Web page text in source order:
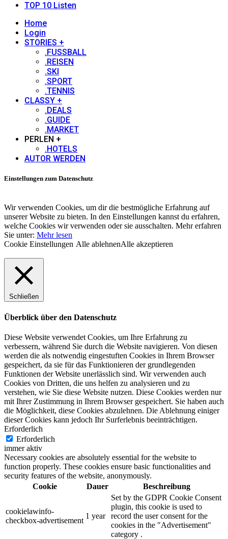
TOP 10 Listen
Home
Login
STORIES +
.FUSSBALL
.REISEN
.SKI
.SPORT
.TENNIS
CLASSY +
.DEALS
.GUIDE
.MARKET
PERLEN +
.HOTELS
AUTOR WERDEN
Einstellungen zum Datenschutz
Wir verwenden Cookies, um dir die bestmögliche Erfahrung auf
unserer Website zu bieten. In den Einstellungen kannst du erfahren,
welche Cookies wir verwenden oder sie ausschalten. Mehr erfahren
Sie unter: Mehr lesen
Cookie Einstellungen Alle ablehnenAlle akzeptieren
Schließen
Überblick über den Datenschutz
Diese Website verwendet Cookies, um Ihre Erfahrung zu
verbessern, während Sie durch die Website navigieren. Von diesen
werden die als notwendig eingestuften Cookies in Ihrem Browser
gespeichert, da sie für das Funktionieren der grundlegenden
Funktionen der Website unerlässlich sind. Wir verwenden auch
Cookies von Dritten, die uns helfen zu analysieren und zu
verstehen, wie Sie diese Website nutzen. Diese Cookies werden nur
mit Ihrer Zustimmung in Ihrem Browser gespeichert. Sie haben auch
die Möglichkeit, diese Cookies abzulehnen. Die Ablehnung einiger
dieser Cookies kann jedoch Ihr Surferlebnis beeinträchtigen.
Erforderlich
Erforderlich
immer aktiv
Necessary cookies are absolutely essential for the website to
function properly. These cookies ensure basic functionalities and
security features of the website, anonymously.
Cookie
Dauer Beschreibung
cookielawinfo-
checkbox-advertisement
1 year
Set by the GDPR Cookie Consent
plugin, this cookie is used to
record the user consent for the
cookies in the "Advertisement"
category .